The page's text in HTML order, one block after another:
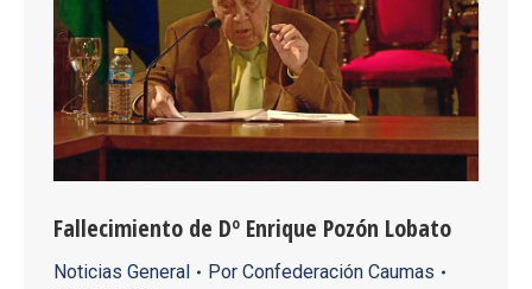
Fallecimiento de Dº Enrique Pozón Lobato
Noticias General Por Confederación Caumas